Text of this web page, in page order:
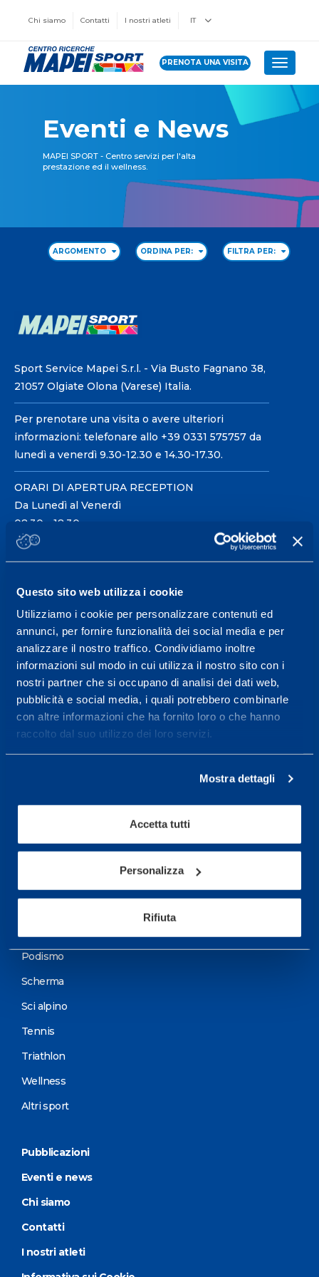
Questo sito web utilizza i cookie
Utilizziamo i cookie per personalizzare contenuti ed
annunci, per fornire funzionalità dei social media e per
analizzare il nostro traffico. Condividiamo inoltre
informazioni sul modo in cui utilizza il nostro sito con i
nostri partner che si occupano di analisi dei dati web,
pubblicità e social media, i quali potrebbero combinarle
con altre informazioni che ha fornito loro o che hanno
raccolto dal suo utilizzo dei loro servizi.
Mostra dettagli
Accetta tutti
Personalizza
Rifiuta
Chi siamo Contatti I nostri atleti IT
PRENOTA UNA VISITA Toggle
Eventi e News
MAPEI SPORT - Centro servizi per l'alta
prestazione ed il wellness.
ARGOMENTO ORDINA PER: FILTRA PER:
Sport Service Mapei S.r.l. - Via Busto Fagnano 38,
21057 Olgiate Olona (Varese) Italia.
Per prenotare una visita o avere ulteriori
informazioni: telefonare allo +39 0331 575757 da
lunedì a venerdì 9.30-12.30 e 14.30-17.30.
ORARI DI APERTURA RECEPTION
Da Lunedì al Venerdì
08.30 - 18.30
Centro servizi per l'alta
prestazione ed il
wellness.
Maggiori informazioni
Servizi
Servizi Medici
Test di valutazione
Podismo
Scherma
Sci alpino
Tennis
Triathlon
Wellness
Altri sport
Pubblicazioni
Eventi e news
Chi siamo
Contatti
I nostri atleti